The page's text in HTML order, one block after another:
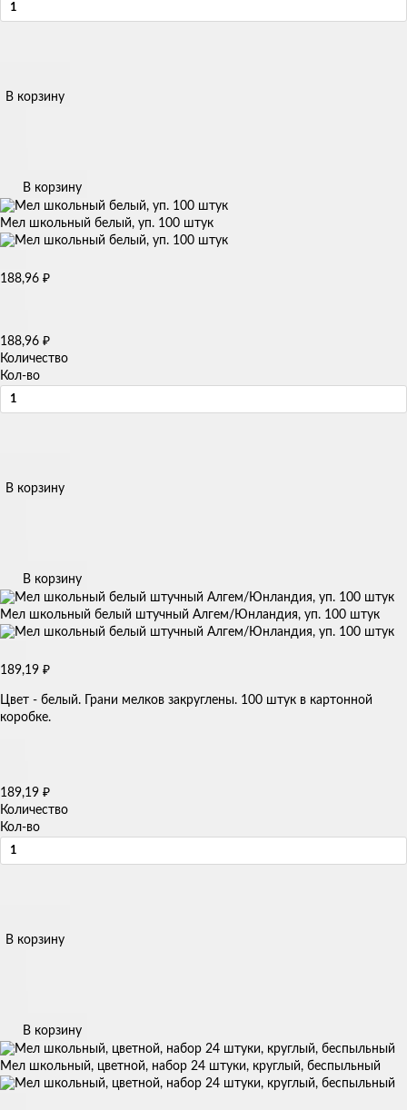
В корзину
В корзину
Мел школьный белый, уп. 100 штук
188,96 ₽
188,96 ₽
Количество
Кол-во
В корзину
В корзину
Мел школьный белый штучный Алгем/Юнландия, уп. 100 штук
189,19 ₽
Цвет - белый. Грани мелков закруглены. 100 штук в картонной
коробке.
189,19 ₽
Количество
Кол-во
В корзину
В корзину
Мел школьный, цветной, набор 24 штуки, круглый, беспыльный